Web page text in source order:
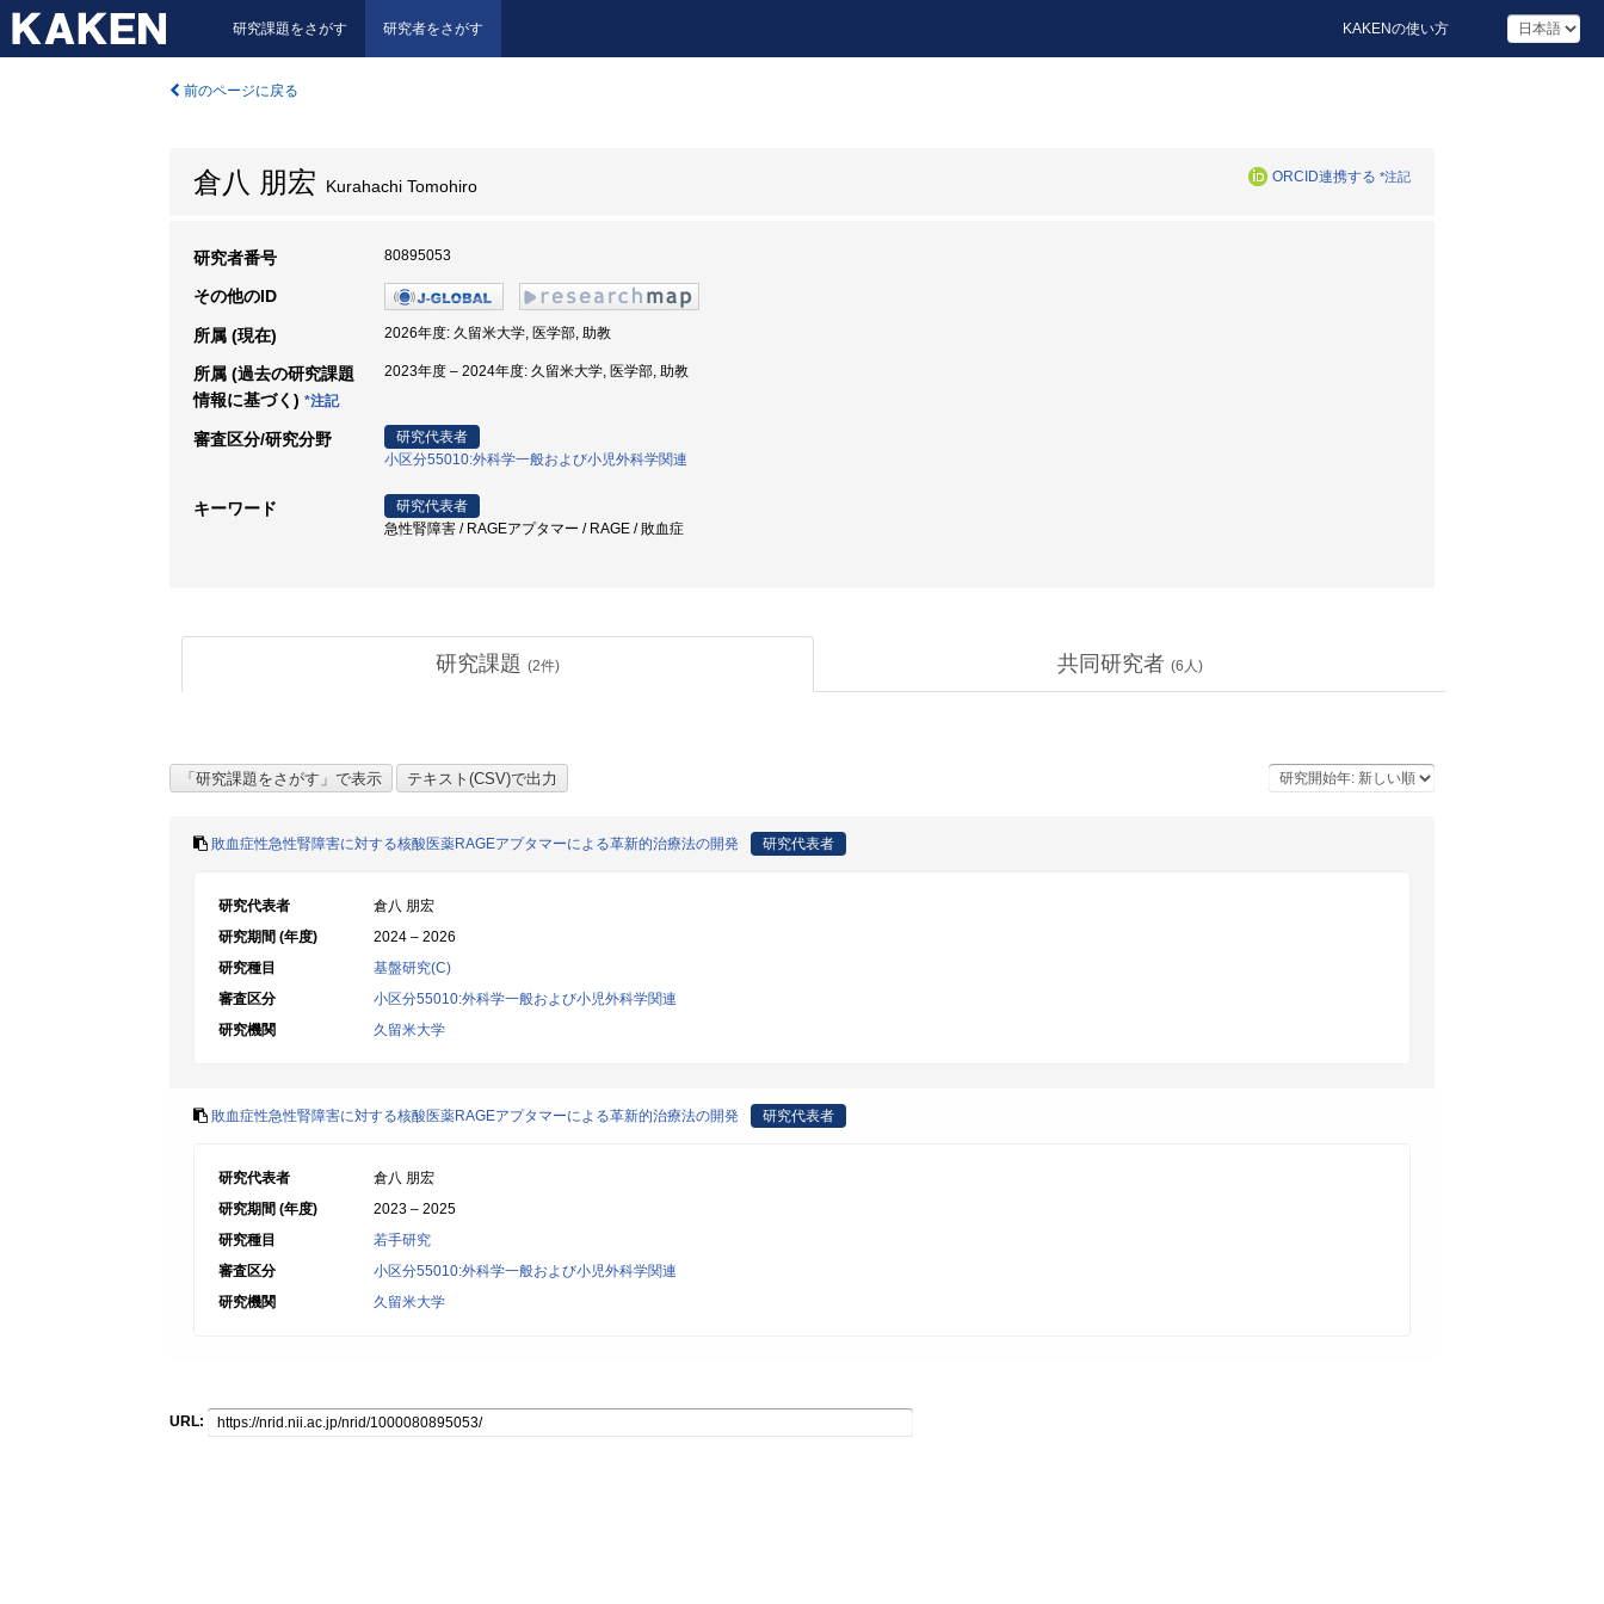
研究課題をさがす 研究者をさがす KAKENの使い方
前のページに戻る
倉八 朋宏 Kurahachi Tomohiro ORCID連携する *注記
研究者番号 80895053
その他のID
所属 (現在) 2026年度: 久留米大学, 医学部, 助教
所属 (過去の研究課題
情報に基づく) *注記
2023年度 – 2024年度: 久留米大学, 医学部, 助教
審査区分/研究分野
研究代表者
小区分55010:外科学一般および小児外科学関連
キーワード
研究代表者
急性腎障害 / RAGEアプタマー / RAGE / 敗血症
研究課題 (2件) 共同研究者 (6 人)
敗血症性急性腎障害に対する核酸医薬RAGEアプタマーによる革新的治療法の開発 研究代表者
研究代表者
倉八 朋宏
研究期間 (年度)
2024 – 2026
研究種目
基盤研究(C)
審査区分
小区分55010:外科学一般および小児外科学関連
研究機関
久留米大学
敗血症性急性腎障害に対する核酸医薬RAGEアプタマーによる革新的治療法の開発 研究代表者
研究代表者
倉八 朋宏
研究期間 (年度)
2023 – 2025
研究種目
若手研究
審査区分
小区分55010:外科学一般および小児外科学関連
研究機関
久留米大学
URL: